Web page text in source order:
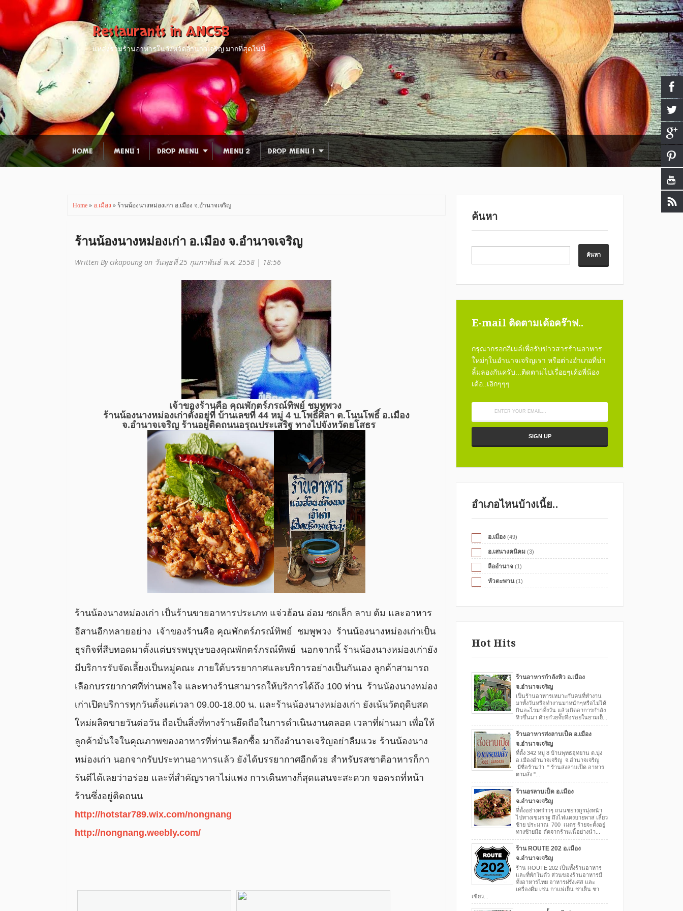
Restaurants in ANC58
แหล่งรวมร้านอาหารในจังหวัดอำนาจเจริญ มากที่สุดในนี้
HOME MENU 1 DROP MENU MENU 2 DROP MENU 1
Home » อ.เมือง » ร้านน้องนางหม่องเก่า อ.เมือง จ.อำนาจเจริญ
ร้านน้องนางหม่องเก่า อ.เมือง จ.อำนาจเจริญ
Written By cikapoung on วันพุธที่ 25 กุมภาพันธ์ พ.ศ. 2558 | 18:56
เจ้าของร้านคือ คุณพักตร์ภรณ์ทิพย์ ชมพูพวง
ร้านน้องนางหม่องเก่าตั้งอยู่ที่ บ้านเลขที่ 44 หมู่ 4 บ.โพธิ์ศิลา ต.โนนโพธิ์ อ.เมือง
จ.อำนาจเจริญ ร้านอยู่ติดถนนอรุณประเสริฐ ทางไปจังหวัดยโสธร
ร้านน้องนางหม่องเก่า เป็นร้านขายอาหารประเภท แจ่วฮ้อน อ่อม ซกเล็ก ลาบ ต้ม และอาหาร
อีสานอีกหลายอย่าง เจ้าของร้านคือ คุณพักตร์ภรณ์ทิพย์ ชมพูพวง ร้านน้องนางหม่องเก่าเป็น
ธุรกิจที่สืบทอดมาตั้งแต่บรรพบุรุษของคุณพักตร์ภรณ์ทิพย์ นอกจากนี้ ร้านน้องนางหม่องเก่ายัง
มีบริการรับจัดเลี้ยงเป็นหมู่คณะ ภายใต้บรรยากาศและบริการอย่างเป็นกันเอง ลูกค้าสามารถ
เลือกบรรยากาศที่ท่านพอใจ และทางร้านสามารถให้บริการได้ถึง 100 ท่าน ร้านน้องนางหม่อง
เก่าเปิดบริการทุกวันตั้งแต่เวลา 09.00-18.00 น. และร้านน้องนางหม่องเก่า ยังเน้นวัตถุดิบสด
ใหม่ผลิตขายวันต่อวัน ถือเป็นสิ่งที่ทางร้านยึดถือในการดำเนินงานตลอด เวลาที่ผ่านมา เพื่อให้
ลูกค้ามั่นใจในคุณภาพของอาหารที่ท่านเลือกซื้อ มาถึงอำนาจเจริญอย่าลืมแวะ ร้านน้องนาง
หม่องเก่า นอกจากรับประทานอาหารแล้ว ยังได้บรรยากาศอีกด้วย สำหรับรสชาติอาหารก็กา
รันตีได้เลยว่าอร่อย และที่สำคัญราคาไม่แพง การเดินทางก็สุดแสนจะสะดวก จอดรถที่หน้า
ร้านซึ่งอยู่ติดถนน
http://hotstar789.wix.com/nongnang
http://nongnang.weebly.com/
ค้นหา
E-mail ติดตามเด้อคร๊าฟ..
กรุณากรอกอีเมล์เพื่อรับข่าวสารร้านอาหาร
ใหม่ๆในอำนาจเจริญเรา หรือต่างอำเภอที่น่า
ลิ้มลองกันครับ...ติดตามไปเรื่อยๆเด้อพี่น้อง
เด้อ..เอิกๆๆๆ
อำเภอไหนบ้างเนี้ย..
อ.เมือง (49)
อ.เสนางคนิคม (3)
ลืออำนาจ (1)
หัวตะพาน (1)
Hot Hits
ร้านอาหารกำลังหิว อ.เมือง
จ.อำนาจเจริญ
เป็นร้านอาหารเหมาะกับคนที่ทำงาน
มาทั้งวันหรือทำงานมาหนักๆหรือไม่ได้
กินอะไรมาทั้งวัน แล้วเกิดอาการกำลัง
หิวขึ้นมา ด้วยก๋วยจั๊บที่อร่อยในยามเย็...
ร้านอาหารส่งลาบเป็ด อ.เมือง
จ.อำนาจเจริญ
ที่ตั้ง 342 หมู่ 8 บ้านพุทธอุทยาน ต.บุ่ง
อ.เมืองอำนาจเจริญ จ.อำนาจเจริญ
มีชื่อร้านว่า " ร้านส่งลาบเป็ด อาหาร
ตามสั่ง "...
ร้านอรลาบเป็ด อ.เมือง
จ.อำนาจเจริญ
ที่ตั้งอย่างคร่าวๆ ถนนชยางกูรมุ่งหน้า
ไปทางเขมราฐ ถึงไฟแดงบายพาส เลี้ยว
ซ้าย ประมาณ 700 เมตร ร้ายจะตั้งอยู่
ทางซ้ายมือ ถัดจากร้านเนื้อย่างนำ...
ร้าน ROUTE 202 อ.เมือง
จ.อำนาจเจริญ
ร้าน ROUTE 202 เป็นทั้งร้านอาหาร
และที่พักในตัว ส่วนของร้านอาหารมี
ทั้งอาหารไทย อาหารฝรั่งเศส และ
เครื่องดื่ม เช่น กาแฟเย็น ชาเย็น ชา
เขียว...